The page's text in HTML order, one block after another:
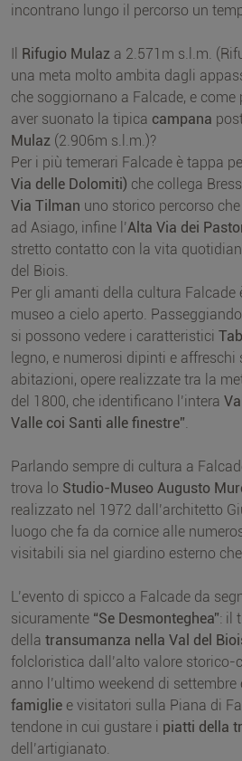
incontrano lungo il percorso un
Il Rifugio Mulaz a 2.571m s.l.m.
una meta molto ambita dagli
che soggiornano a Falcade, e come
aver suonato la tipica campana
Mulaz (2.906m s.l.m.)?
Per i più temerari Falcade è tappa
Via delle Dolomiti) che collega
Via Tilman uno storico percorso
ad Asiago, infine l’Alta Via dei
stretto contatto con la vita
del Biois.
Per gli amanti della cultura Falcade
museo a cielo aperto.
si possono vedere i caratteristici
legno, e numerosi dipinti e
abitazioni, opere realizzate tra la
del 1800, che identificano l’intera
Valle coi Santi alle finestre”
Parlando sempre di cultura a
trova lo Studio-Museo Augusto
realizzato nel 1972 dall’architetto
luogo che fa da cornice alle
visitabili sia nel giardino esterno che
L’evento di spicco a Falcade da
sicuramente “Se Desmonteghea”: il
della transumanza nella Val del
folcloristica dall’alto valore storico-
anno l’ultimo weekend di
famiglie e visitatori sulla Piana di
tendone in cui gustare i piatti della
dell’artigianato.